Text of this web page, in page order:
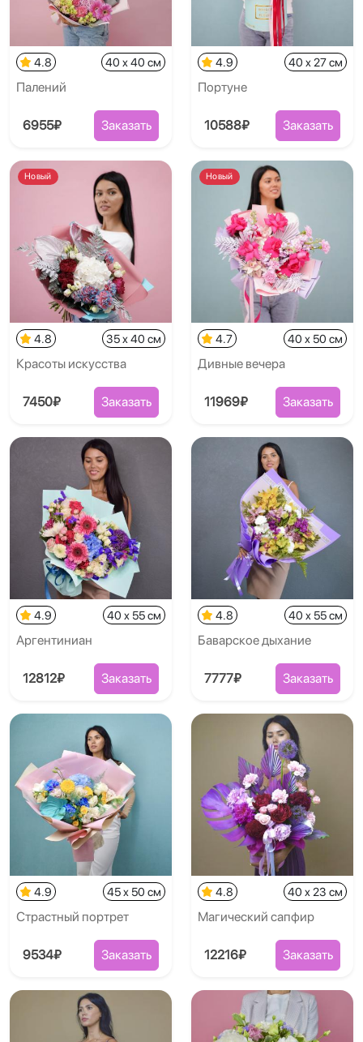
4.8 40 x 40 см
Палений
6955₽ Заказать
4.9 40 x 27 см
Портуне
10588₽ Заказать
Новый
4.8 35 x 40 см
Красоты искусства
7450₽ Заказать
Новый
4.7 40 x 50 см
Дивные вечера
11969₽ Заказать
4.9 40 x 55 см
Аргентиниан
12812₽ Заказать
4.8 40 x 55 см
Баварское дыхание
7777₽ Заказать
4.9 45 x 50 см
Страстный портрет
9534₽ Заказать
4.8 40 x 23 см
Магический сапфир
12216₽ Заказать